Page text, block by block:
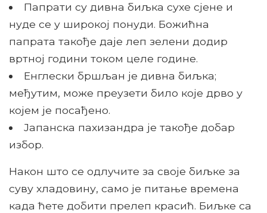
Папрати су дивна биљка сухе сјене и
нуде се у широкој понуди. Божићна
папрата такође даје леп зелени додир
вртној години током целе године.
Енглески бршљан је дивна биљка;
међутим, може преузети било које дрво у
којем је посађено.
Јапанска пахизандра је такође добар
избор.
Након што се одлучите за своје биљке за
суву хладовину, само је питање времена
када ћете добити прелеп красић. Биљке са